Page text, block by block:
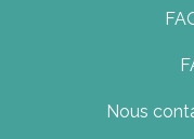
Nous